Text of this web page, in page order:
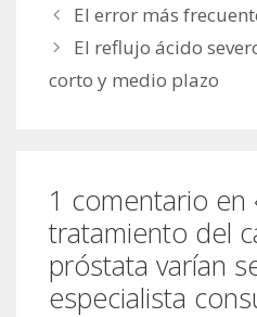
El error más
El reflujo ácido
corto y medio plazo
1 comentario en
tratamiento del
próstata varían
especialista